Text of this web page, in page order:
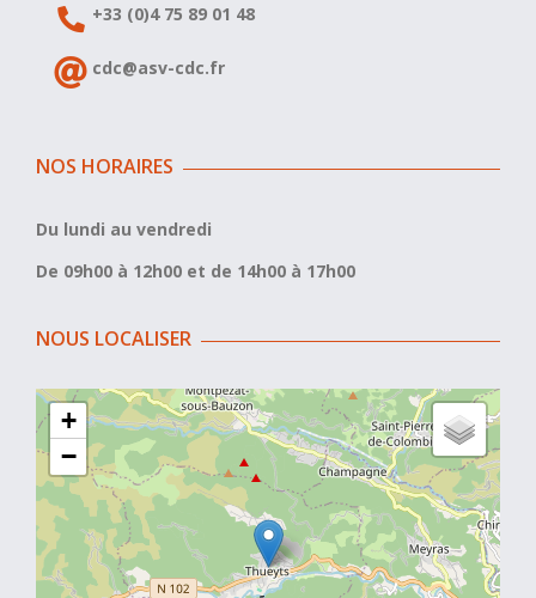
+33 (0)4 75 89 01 48
cdc@asv-cdc.fr
NOS HORAIRES
Du lundi au vendredi
De 09h00 à 12h00 et de 14h00 à 17h00
NOUS LOCALISER
+
−